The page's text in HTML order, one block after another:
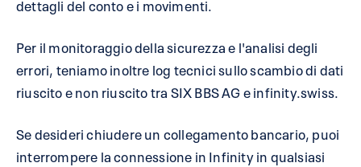
dettagli del conto e i movimenti.
Per il monitoraggio della sicurezza e l'analisi degli
errori, teniamo inoltre log tecnici sullo scambio di dati
riuscito e non riuscito tra SIX BBS AG e infinity.swiss.
Se desideri chiudere un collegamento bancario, puoi
interrompere la connessione in Infinity in qualsiasi